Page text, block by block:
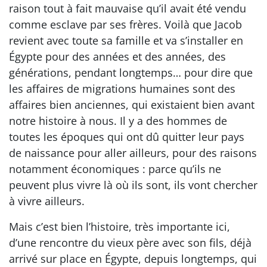
raison tout à fait mauvaise qu’il avait été vendu
comme esclave par ses frères. Voilà que Jacob
revient avec toute sa famille et va s’installer en
Égypte pour des années et des années, des
générations, pendant longtemps… pour dire que
les affaires de migrations humaines sont des
affaires bien anciennes, qui existaient bien avant
notre histoire à nous. Il y a des hommes de
toutes les époques qui ont dû quitter leur pays
de naissance pour aller ailleurs, pour des raisons
notamment économiques : parce qu’ils ne
peuvent plus vivre là où ils sont, ils vont chercher
à vivre ailleurs.
Mais c’est bien l’histoire, très importante ici,
d’une rencontre du vieux père avec son fils, déjà
arrivé sur place en Égypte, depuis longtemps, qui